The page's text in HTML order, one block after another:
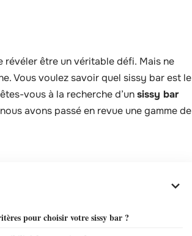
être un véritable défi. Mais ne
Vous voulez savoir quel sissy bar est le
vous à la recherche d’unsissy bar
avons passé en revue une gamme de
pour choisir votre sissy bar ?